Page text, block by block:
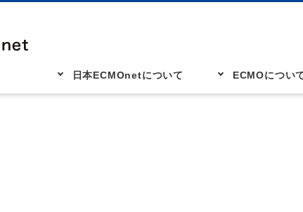
日本ECMOnetについて ECMOについ